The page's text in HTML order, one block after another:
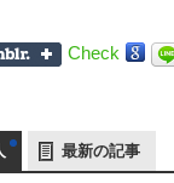
Check
最新の記事